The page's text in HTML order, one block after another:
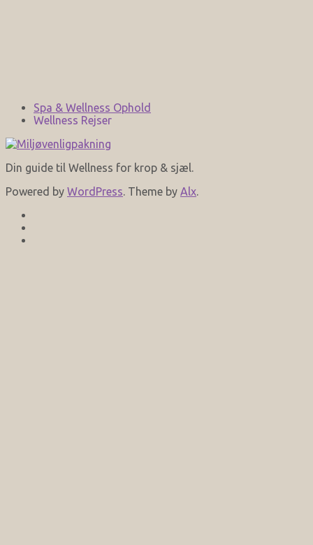
Spa & Wellness Ophold
Wellness Rejser
Din guide til Wellness for krop & sjæl.
Powered by WordPress. Theme by Alx.